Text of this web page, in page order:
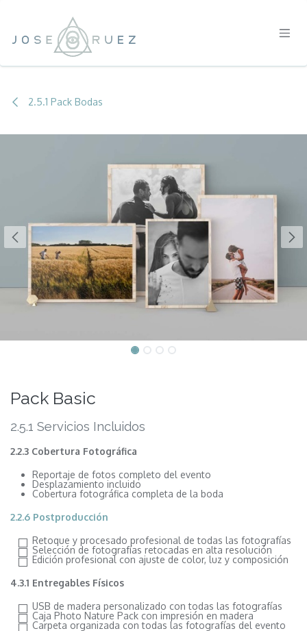
2.5.1 Pack Bodas
Pack Basic
2.5.1 Servicios Incluidos
2.2.3 Cobertura Fotográfica
Reportaje de fotos completo del evento
Desplazamiento incluido
Cobertura fotográfica completa de la boda
2.2.6 Postproducción
Retoque y procesado profesional de todas las fotografías
Selección de fotografías retocadas en alta resolución
Edición profesional con ajuste de color, luz y composición
4.3.1 Entregables Físicos
USB de madera personalizado con todas las fotografías
Caja Photo Nature Pack con impresión en madera
Carpeta organizada con todas las fotografías del evento